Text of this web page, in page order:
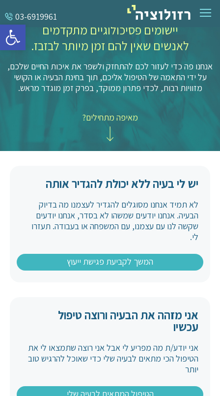
פתח
03-6919961
יישומים פסיכולוגיים מתקדמים
לאנשים שאין להם זמן מיותר לבזבז.
אנחנו פה כדי לעזור לכם להתחזק ולשפר את איכות החיים שלכם,
על ידי התאמה של הטיפול אליכם, תוך בחינת הבעיה או הקושי
מזוויות רבות, לכדי פתרון ממוקד, בפרק זמן מוגדר מראש.
מאיפה מתחילים?
יש לי בעיה ללא יכולת להגדיר אותה
לא תמיד אנחנו מסוגלים להגדיר לעצמנו מה בדיוק
הבעיה. אנחנו יודעים שמשהו לא בסדר, אנחנו יודעים
שקשה לנו עם עצמנו, עם המשפחה או בעבודה. תעזרו
לי.
המשך לקביעת פגישת ייעוץ
אני מזהה את הבעיה ורוצה טיפול
עכשיו
אני יודע/ת מה מפריע לי אבל אני רוצה שתמצאו לי את
הטיפול הכי מתאים לבעיה שלי כדי שאוכל להרגיש טוב
יותר
אנחנו פה בשבילכם
זו תקופה קשה בשביל כולנו. אם אתם צריכים עזרה כדי
להתמודד עם המצב, אם אתם לא מסתדרים עם המצוקה,
אם הלחץ גובר ואתם לא ישנים בלילות, אם בגלל המצב
קשה לתפקד גם בבית. זה הזמן לקבל עזרה.
אנחנו גם ממשיכים לעבוד כרגיל, במרכז רזולוציה או
באמצעות מפגשי וידאו בזום. אנחנו כאן, גם בזמן
מלחמה.